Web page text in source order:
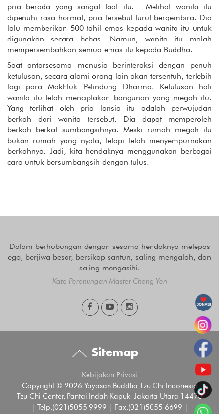
pria berada yang sangat taat itu. Melihat wanita itu
dipenuhi rasa hormat, pria tersebut turut bergembira. Dia
lalu memberikan 500 tahil emas kepada wanita itu untuk
digunakan secara bebas. Namun, wanita itu malah
mempersembahkan semua emas itu kepada Buddha.
Saat antarsesama manusia berinteraksi dengan penuh
ketulusan, secara alami orang lain akan tersentuh, terlebih
lagi para Makhluk Pelindung Dharma. Ketulusan hati
wanita itu telah menciptakan bangunan yang megah itu.
Yang terlihat oleh pria lansia itu adalah perwujudan
berkah dari wanita tersebut. Dia dapat memperoleh
berkah berkat sumbangsihnya. Meski rumah megah itu
bukan rumah yang nyata, tetapi telah menyempurnakan
berkahnya. Jadi, kita hendaknya menggunakan berbagai
cara untuk bersumbangsih dengan tulus.
Dalam berhubungan dengan sesama hendaknya melepas
ego, berjiwa besar, bersikap santun, saling mengalah, dan
saling mengasihi.
- Kata Perenungan Master Cheng Yen -
Sitemap
Kebijakan Privasi
Copyright © 2026 Yayasan Buddha Tzu Chi Indonesia
Tzu Chi Center, Pantai Indah Kapuk, Jakarta Utara 14470
| Telp.(021)5055 9999 | Fax.(021)5055 6699 |